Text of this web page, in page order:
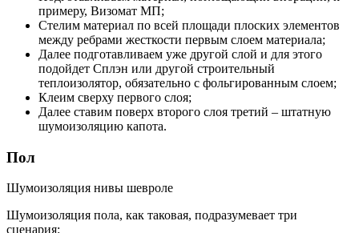
примеру, Визомат МП;
Стелим материал по всей площади плоских элементов
между ребрами жесткости первым слоем материала;
Далее подготавливаем уже другой слой и для этого
подойдет Сплэн или другой строительный
теплоизолятор, обязательно с фольгированным слоем;
Клеим сверху первого слоя;
Далее ставим поверх второго слоя третий – штатную
шумоизоляцию капота.
Пол
Шумоизоляция нивы шевроле
Шумоизоляция пола, как таковая, подразумевает три
сценария: